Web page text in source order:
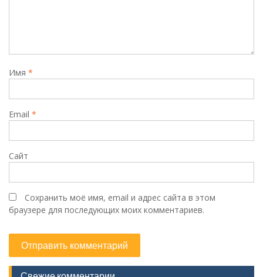
Имя *
Email *
Сайт
Сохранить моё имя, email и адрес сайта в этом
браузере для последующих моих комментариев.